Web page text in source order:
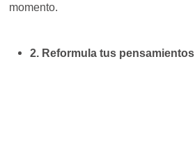
momento.
2. Reformula tus pensamientos